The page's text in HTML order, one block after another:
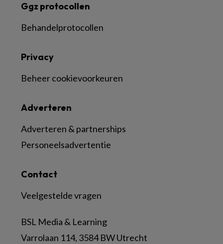
Ggz protocollen
Behandelprotocollen
Contact
Veelgestelde vragen
BSL Media & Learning
Varrolaan 114, 3584 BW Utrecht
Adverteren
Adverteren & partnerships
Personeelsadvertentie
Privacy
Beheer cookievoorkeuren